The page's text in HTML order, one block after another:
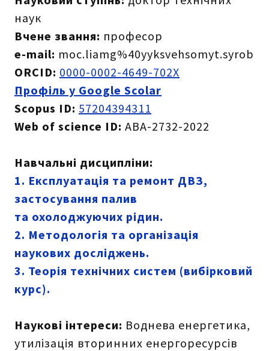
наук
Вчене звання: професор
e-mail: moc.liamg%40yyksvehsomyt.syrob
ORCID: 0000-0002-4649-702X
Профіль у Google Scolar
Scopus ID: 57204394311
Web of science ID: ABA-2732-2022
Навчальні дисципліни:
1. Експлуатація та ремонт ДВЗ,
застосування палив
та охолоджуючих рідин.
2. Методологія та організація
наукових досліджень.
3. Теорія технічних систем (вибірковий
курс).
Наукові інтереси: Воднева енергетика,
утилізація вторинних енергоресурсів